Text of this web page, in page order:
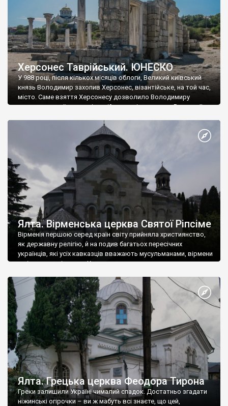
Херсонес Таврійський. ЮНЕСКО
У 988 році, після кількох місяців облоги, Великий київський
князь Володимир захопив Херсонес, візантійське, на той час,
місто. Саме взяття Херсонесу дозволило Володимиру
диктувати свої умови візантійському імператору Василю ІІ, та
Херсонесі Володимир-язичник, став Василем-християнином.
А потім було Хрещення Русі. На честь Херсонесу Таврійського
Ялта. Вірменська церква Святої Ріпсіме
Вірменія першою серед країн світу прийняла християнство,
як державну релігію, й на подив багатьох пересічних
українців, які усіх кавказців вважають мусульманами, вірмени
є відданими вірянами Христа
Ялта. Грецька церква Феодора Тирона
Греки залишили Україні чималий спадок. Достатньо згадати
ніжинські огірочки – ви ж мабуть всі знаєте, що цей,